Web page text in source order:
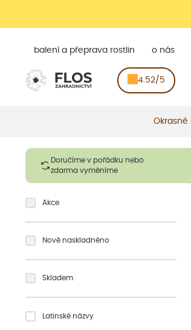
balení a přeprava rostlin o nás
4.52/5
Okrasné
Doručíme v pořádku nebo
zdarma vyměníme
Akce
Nově naskladněno
Skladem
Latinské názvy